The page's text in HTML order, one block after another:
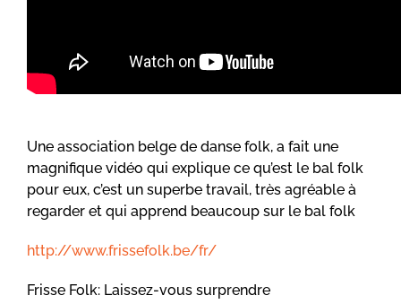
Une association belge de danse folk, a fait une
magnifique vidéo qui explique ce qu’est le bal folk
pour eux, c’est un superbe travail, très agréable à
regarder et qui apprend beaucoup sur le bal folk
http://www.frissefolk.be/fr/
Frisse Folk: Laissez-vous surprendre